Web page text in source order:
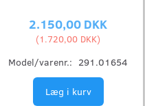
2.150,00 DKK
(1.720,00 DKK)
Model/varenr.: 291.01654
Læg i kurv